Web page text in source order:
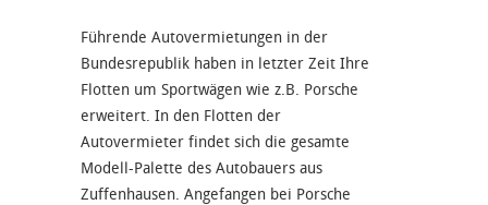
Führende Autovermietungen in der
Bundesrepublik haben in letzter Zeit Ihre
Flotten um Sportwägen wie z.B. Porsche
erweitert. In den Flotten der
Autovermieter findet sich die gesamte
Modell-Palette des Autobauers aus
Zuffenhausen. Angefangen bei Porsche